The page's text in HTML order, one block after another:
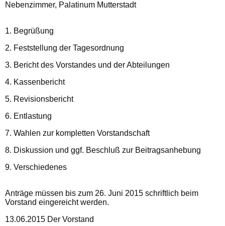
Nebenzimmer, Palatinum Mutterstadt
1. Begrüßung
2. Feststellung der Tagesordnung
3. Bericht des Vorstandes und der Abteilungen
4. Kassenbericht
5. Revisionsbericht
6. Entlastung
7. Wahlen zur kompletten Vorstandschaft
8. Diskussion und ggf. Beschluß zur Beitragsanhebung
9. Verschiedenes
Anträge müssen bis zum 26. Juni 2015 schriftlich beim
Vorstand eingereicht werden.
13.06.2015 Der Vorstand